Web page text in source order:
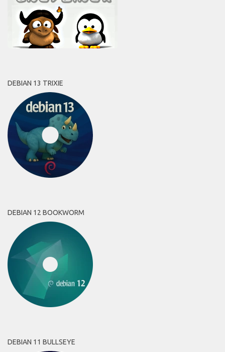
DEBIAN 13 TRIXIE
DEBIAN 12 BOOKWORM
DEBIAN 11 BULLSEYE